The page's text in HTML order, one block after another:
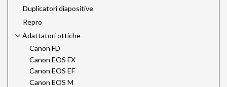
Duplicatori diapositive
Repro
Adattatori ottiche
Canon FD
Canon EOS FX
Canon EOS EF
Canon EOS M